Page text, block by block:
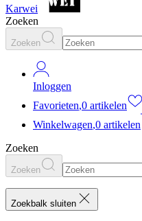
Karwei
Zoeken
Zoeken
Inloggen
Favorieten,0 artikelen
Winkelwagen,0 artikelen
Zoeken
Zoeken
Zoekbalk sluiten